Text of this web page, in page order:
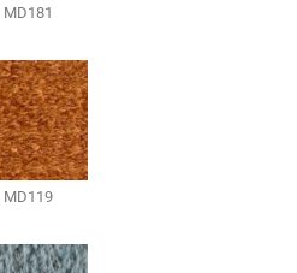
MD181
MD119